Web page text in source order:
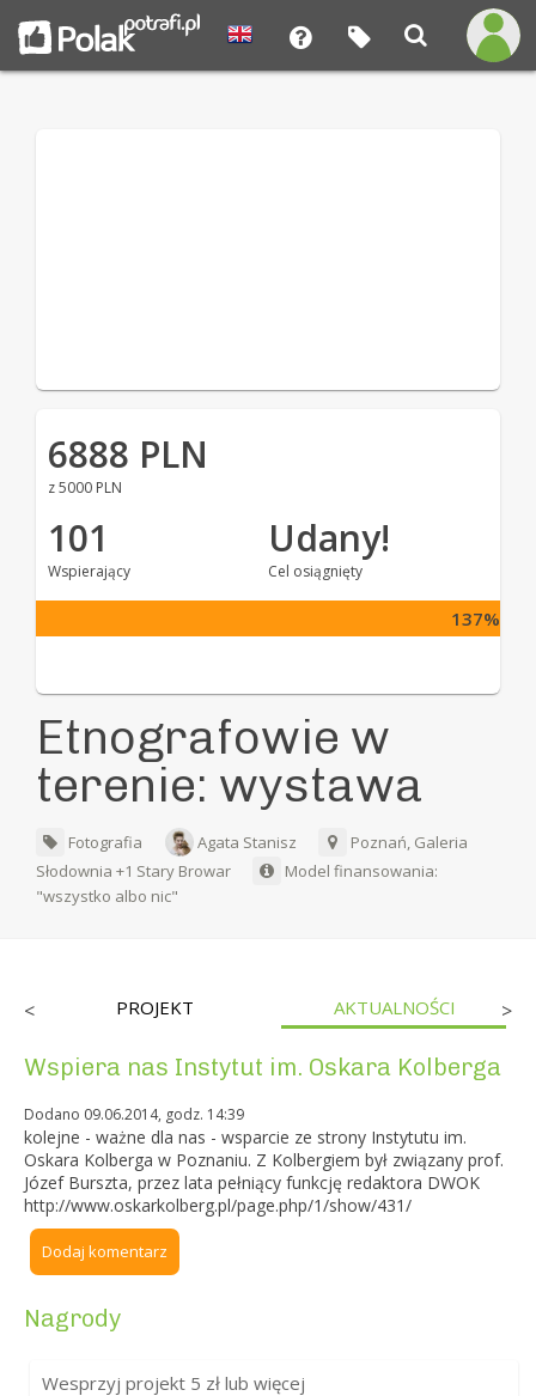
6888 PLN
z 5000 PLN
101
Wspierający
Udany!
Cel osiągnięty
137%
Etnografowie w
terenie: wystawa
Fotografia Agata Stanisz
Poznań, Galeria
Słodownia +1 Stary Browar
Model finansowania:
"wszystko albo nic"
< PROJEKT AKTUALNOŚCI >
Wspiera nas Instytut im. Oskara Kolberga
Dodano 09.06.2014, godz. 14:39
kolejne - ważne dla nas - wsparcie ze strony Instytutu im.
Oskara Kolberga w Poznaniu. Z Kolbergiem był związany prof.
Józef Burszta, przez lata pełniący funkcję redaktora DWOK
http://www.oskarkolberg.pl/page.php/1/show/431/
Dodaj komentarz
Nagrody
Wesprzyj projekt 5 zł lub więcej